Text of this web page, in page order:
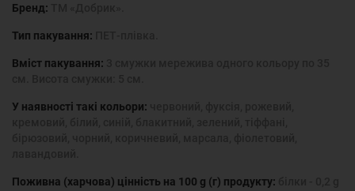
Бренд:
Тип пакування:
Вміст пакування:
У наявності такі кольори:
Поживна (харчова) цінність на 100 g (г) продукту: